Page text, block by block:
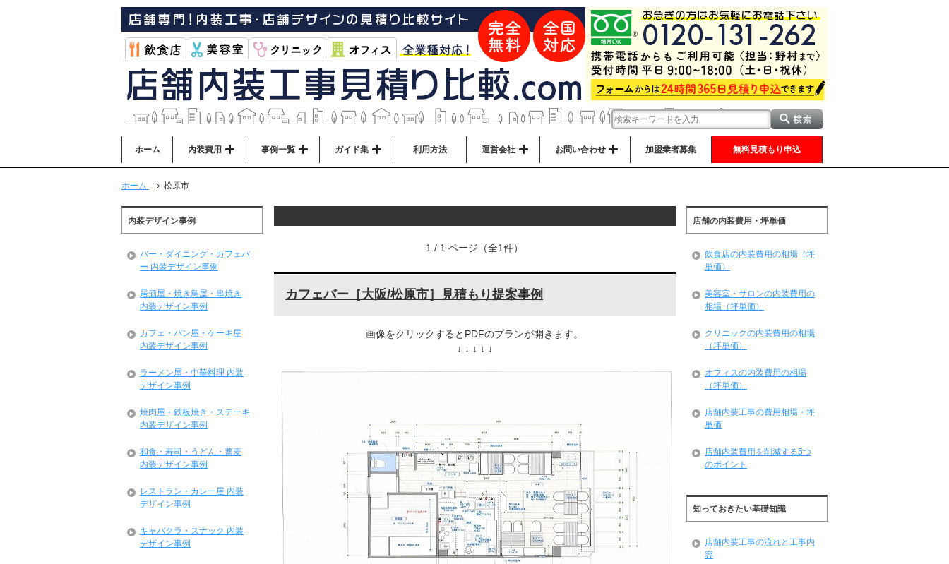
ホーム 内装費用 事例一覧 ガイド集 利用方法 運営会社 お問い合わせ 加盟業者募集 無料見積もり申込
ホーム 松原市
1 / 1 ページ（全1件）
カフェバー［大阪/松原市］見積もり提案事例
画像をクリックするとPDFのプランが開きます。
↓ ↓ ↓ ↓ ↓
内装デザイン事例
バー・ダイニング・カフェバ
ー 内装デザイン事例
居酒屋・焼き鳥屋・串焼き
内装デザイン事例
カフェ・パン屋・ケーキ屋
内装デザイン事例
ラーメン屋・中華料理 内装
デザイン事例
焼肉屋・鉄板焼き・ステーキ
内装デザイン事例
和食・寿司・うどん・蕎麦
内装デザイン事例
レストラン・カレー屋 内装
デザイン事例
キャバクラ・スナック 内装
デザイン事例
店舗の内装費用・坪単価
飲食店の内装費用の相場（坪
単価）
美容室・サロンの内装費用の
相場（坪単価）
クリニックの内装費用の相場
（坪単価）
オフィスの内装費用の相場
（坪単価）
店舗内装工事の費用相場・坪
単価
店舗内装費用を削減する5つ
のポイント
知っておきたい基礎知識
店舗内装工事の流れと工事内
容